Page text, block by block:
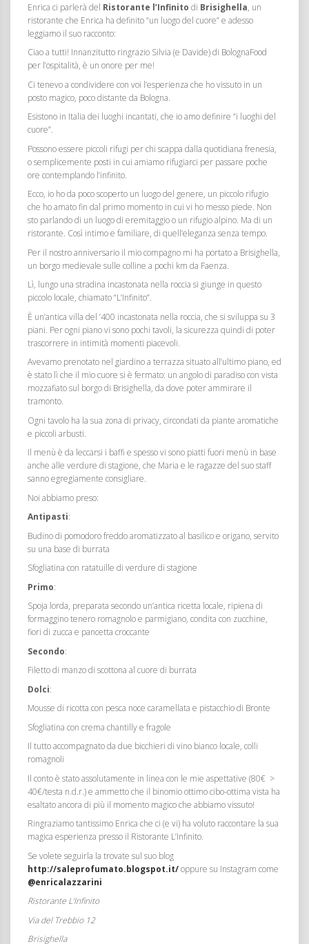
Enrica ci parlerà del Ristorante l’Infinito di Brisighella, un
ristorante che Enrica ha definito “un luogo del cuore” e adesso
leggiamo il suo racconto:
Ciao a tutti! Innanzitutto ringrazio Silvia (e Davide) di BolognaFood
per l’ospitalità, è un onore per me!
Ci tenevo a condividere con voi l’esperienza che ho vissuto in un
posto magico, poco distante da Bologna.
Esistono in Italia dei luoghi incantati, che io amo definire “i luoghi del
cuore”.
Possono essere piccoli rifugi per chi scappa dalla quotidiana frenesia,
o semplicemente posti in cui amiamo rifugiarci per passare poche
ore contemplando l’infinito.
Ecco, io ho da poco scoperto un luogo del genere, un piccolo rifugio
che ho amato fin dal primo momento in cui vi ho messo piede. Non
sto parlando di un luogo di eremitaggio o un rifugio alpino. Ma di un
ristorante. Così intimo e familiare, di quell’eleganza senza tempo.
Per il nostro anniversario il mio compagno mi ha portato a Brisighella,
un borgo medievale sulle colline a pochi km da Faenza.
Lì, lungo una stradina incastonata nella roccia si giunge in questo
piccolo locale, chiamato “L’Infinito”.
È un’antica villa del ‘400 incastonata nella roccia, che si sviluppa su 3
piani. Per ogni piano vi sono pochi tavoli, la sicurezza quindi di poter
trascorrere in intimità momenti piacevoli.
Avevamo prenotato nel giardino a terrazza situato all’ultimo piano, ed
è stato lì che il mio cuore si è fermato: un angolo di paradiso con vista
mozzafiato sul borgo di Brisighella, da dove poter ammirare il
tramonto.
Ogni tavolo ha la sua zona di privacy, circondati da piante aromatiche
e piccoli arbusti.
Il menù è da leccarsi i baffi e spesso vi sono piatti fuori menù in base
anche alle verdure di stagione, che Maria e le ragazze del suo staff
sanno egregiamente consigliare.
Noi abbiamo preso:
Antipasti:
Budino di pomodoro freddo aromatizzato al basilico e origano, servito
su una base di burrata
Sfogliatina con ratatuille di verdure di stagione
Primo:
Spoja lorda, preparata secondo un’antica ricetta locale, ripiena di
formaggino tenero romagnolo e parmigiano, condita con zucchine,
fiori di zucca e pancetta croccante
Secondo:
Filetto di manzo di scottona al cuore di burrata
Dolci:
Mousse di ricotta con pesca noce caramellata e pistacchio di Bronte
Sfogliatina con crema chantilly e fragole
Il tutto accompagnato da due bicchieri di vino bianco locale, colli
romagnoli
Il conto è stato assolutamente in linea con le mie aspettative (80€ >
40€/testa n.d.r.) e ammetto che il binomio ottimo cibo-ottima vista ha
esaltato ancora di più il momento magico che abbiamo vissuto!
Ringraziamo tantissimo Enrica che ci (e vi) ha voluto raccontare la sua
magica esperienza presso il Ristorante L’Infinito.
Se volete seguirla la trovate sul suo blog
http://saleprofumato.blogspot.it/oppure su Instagram come
@enricalazzarini
Ristorante L’Infinito
Via del Trebbio 12
Brisighella